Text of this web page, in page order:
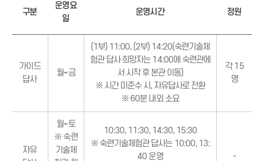
구분
운영요
일
운영시간 정원
가이드
답사
월~금
(1부) 11:00, (2부) 14:20(숙련기술체
험관 답사 희망자는 14:00에 숙련관에
서 시작 후 본관 이동)
※ 시간 미준수 시, 자유답사로 전환
※ 60분 내외 소요
각 15
명
자유
월~토
※ 숙련
기술체
10:30, 11:30, 14:30, 15:30
※ 숙련기술체험관 답사는 10:00, 13:
40 운영
-